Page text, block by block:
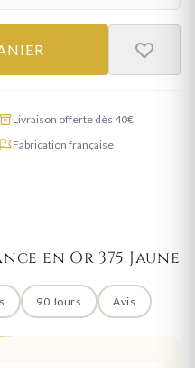
Livraison offerte dès 40€
Fabrication française
en Or 375 Jaune
90 Jours Avis